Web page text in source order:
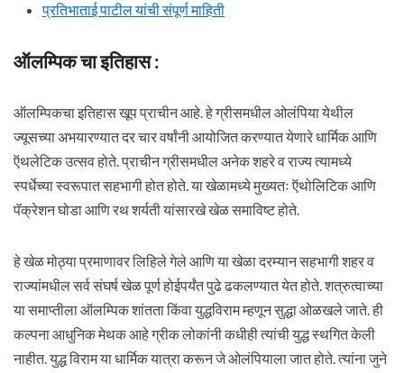
प्रतिभाताई पाटील यांची संपूर्ण माहिती
ऑलम्पिक चा इतिहास :
ऑलम्पिकचा इतिहास खूप प्राचीन आहे. हे ग्रीसमधील ओलंपिया येथील
ज्यूसच्या अभयारण्यात दर चार वर्षांनी आयोजित करण्यात येणारे धार्मिक आणि
ऍथलेटिक उत्सव होते. प्राचीन ग्रीसमधील अनेक शहरे व राज्य त्यामध्ये
स्पर्धेच्या स्वरूपात सहभागी होत होते. या खेळामध्ये मुख्यतः ऍथोलिटिक आणि
पॅक्रेशन घोडा आणि रथ शर्यती यांसारखे खेळ समाविष्ट होते.
हे खेळ मोठ्या प्रमाणावर लिहिले गेले आणि या खेळा दरम्यान सहभागी शहर व
राज्यांमधील सर्व संघर्ष खेळ पूर्ण होईपर्यंत पुढे ढकलण्यात येत होते. शत्रुत्वाच्या
या समाप्तीला ऑलम्पिक शांतता किंवा युद्धविराम म्हणून सुद्धा ओळखले जाते. ही
कल्पना आधुनिक मेथक आहे ग्रीक लोकांनी कधीही त्यांची युद्ध स्थगित केली
नाहीत. युद्ध विराम या धार्मिक यात्रा करून जे ओलंपियाला जात होते. त्यांना जुने